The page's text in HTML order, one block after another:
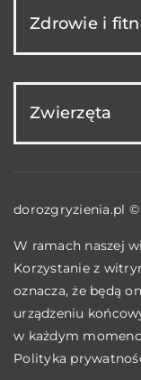
Zdrowie i
Zwierzęta
dorozgryzienia.pl ©
W ramach naszej
Korzystanie z
oznacza, że będą
urządzeniu
w każdym
Polityka